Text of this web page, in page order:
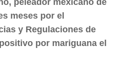
peleador mexicano de
meses por el
y Regulaciones de
por mariguana el